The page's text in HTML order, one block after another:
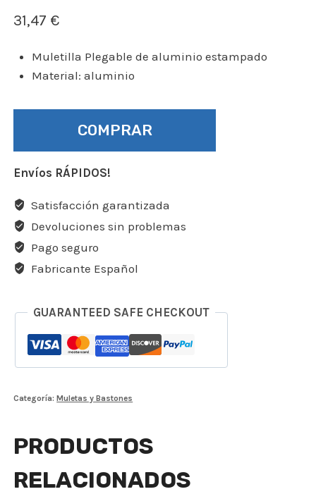
31,47 €
Muletilla Plegable de aluminio estampado
Material: aluminio
COMPRAR
Envíos RÁPIDOS!
Satisfacción garantizada
Devoluciones sin problemas
Pago seguro
Fabricante Español
GUARANTEED SAFE CHECKOUT
Categoría:Muletas y Bastones
PRODUCTOS
RELACIONADOS